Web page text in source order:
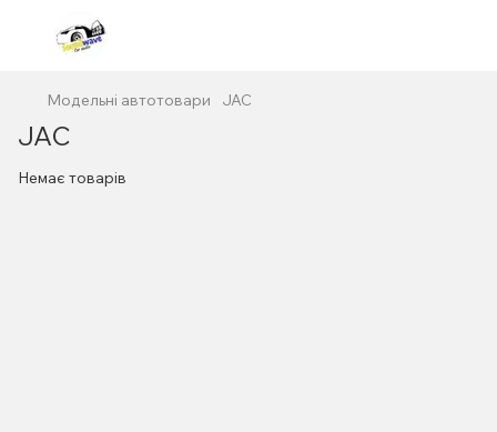
Модельні автотовари JAC
JAC
Немає товарів